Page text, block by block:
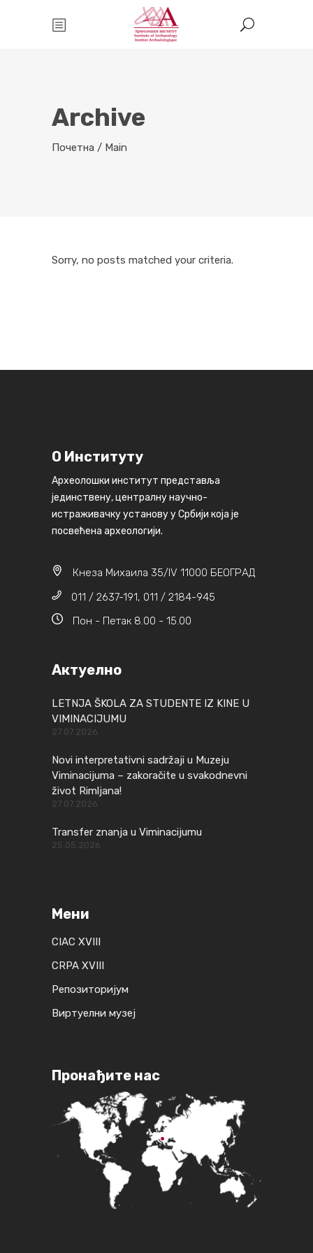
Archive
Почетна / Main
Sorry, no posts matched your criteria.
О Институту
Археолошки институт представља
јединствену, централну научно-
истраживачку установу у Србији која је
посвећена археологији.
Кнеза Михаила 35/IV 11000 БЕОГРАД
011 / 2637-191, 011 / 2184-945
Пон - Петак 8.00 - 15.00
Актуелно
LETNJA ŠKOLA ZA STUDENTE IZ KINE U
VIMINACIJUMU
27.07.2026
Novi interpretativni sadržaji u Muzeju
Viminacijuma – zakoračite u svakodnevni
život Rimljana!
27.07.2026
Transfer znanja u Viminacijumu
25.05.2026
Мени
CIAC XVIII
CRPA XVIII
Репозиторијум
Виртуелни музеј
Пронађите нас